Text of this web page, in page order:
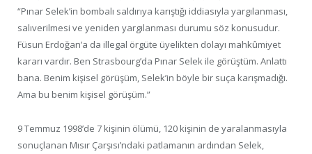
“Pınar Selek’in bombalı saldırıya karıştığı iddiasıyla yargılanması,
salıverilmesi ve yeniden yargılanması durumu söz konusudur.
Füsun Erdoğan’a da illegal örgüte üyelikten dolayı mahkûmiyet
kararı vardır. Ben Strasbourg’da Pınar Selek ile görüştüm. Anlattı
bana. Benim kişisel görüşüm, Selek’in böyle bir suça karışmadığı.
Ama bu benim kişisel görüşüm.”
9 Temmuz 1998’de 7 kişinin ölümü, 120 kişinin de yaralanmasıyla
sonuçlanan Mısır Çarşısı’ndaki patlamanın ardından Selek,